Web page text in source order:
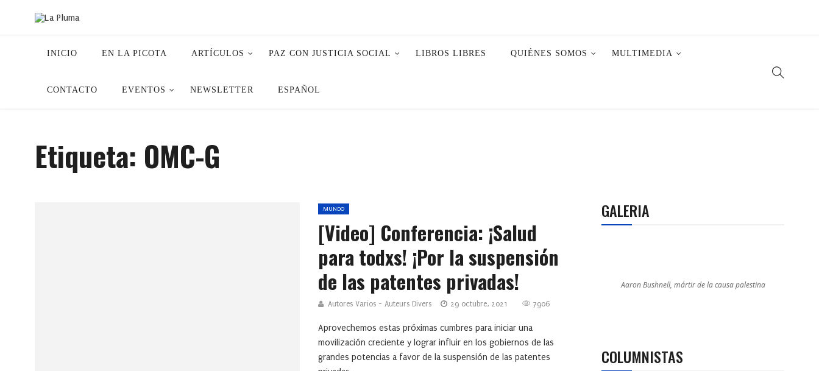
INICIO EN LA PICOTA ARTÍCULOS PAZ CON JUSTICIA SOCIAL LIBROS LIBRES QUIÉNES SOMOS MULTIMEDIA
CONTACTO EVENTOS NEWSLETTER ESPAÑOL
Etiqueta: OMC-G
MUNDO
[Video] Conferencia: ¡Salud
para todxs! ¡Por la suspensión
de las patentes privadas!
Autores Varios - Auteurs Divers 29 octubre, 2021 7906
Aprovechemos estas próximas cumbres para iniciar una
movilización creciente y lograr influir en los gobiernos de las
grandes potencias a favor de la suspensión de las patentes
GALERIA
Aaron Bushnell, mártir de la causa palestina
COLUMNISTAS